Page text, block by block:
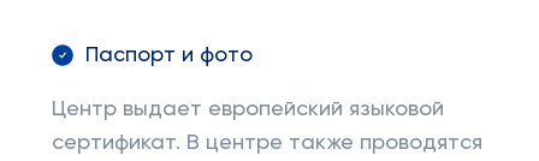
Паспорт и фото
Центр выдает европейский языковой
сертификат. В центре также проводятся